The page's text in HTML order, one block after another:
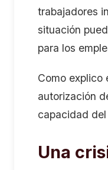
trabajadores
situación
para los
Como explico
autorización
capacidad
Una